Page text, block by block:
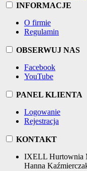
INFORMACJE
O firmie
Regulamin
OBSERWUJ NAS
Facebook
YouTube
PANEL KLIENTA
Logowanie
Rejestracja
KONTAKT
IXELL Hurtownia
Hanna